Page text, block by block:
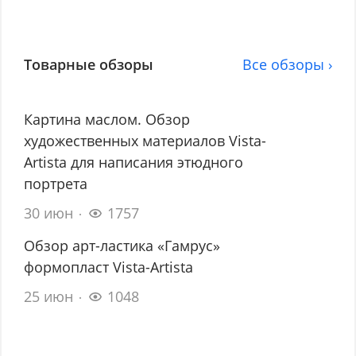
Товарные обзоры Все обзоры ›
Картина маслом. Обзор
художественных материалов Vista-
Artista для написания этюдного
портрета
30 июн
1757
Обзор арт-ластика «Гамрус»
формопласт Vista-Artista
25 июн
1048